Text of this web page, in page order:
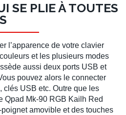
SE PLIE À TOUTES
l’apparence de votre clavier
et les plusieurs modes
aussi deux ports USB et
pouvez alors le connecter
clés USB etc. Outre que les
Qpad Mk-90 RGB Kailh Red
amovible et des touches